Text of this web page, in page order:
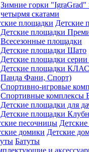
Зимние горки "IgraGrad"
четырмя скатами
Детские
Детские площадки
Всесезонные площадки
Детские площадки Шато
Детские площадки
Детские площадки
Панда Фани, Спорт)
Спортивно-игровые
Спортивные комплексы
Детские площадки для
Детские площадки
Детские
Батуты